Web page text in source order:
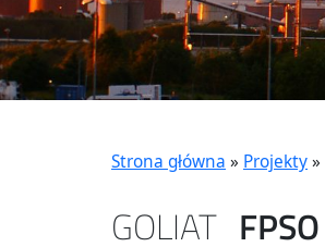
Strona główna » Projekty»
GOLIAT FPSO